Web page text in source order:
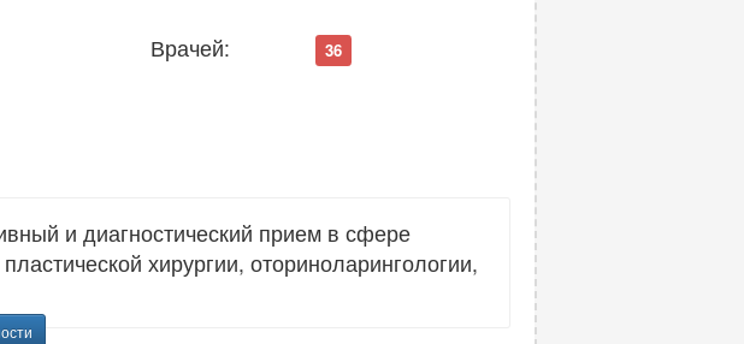
Врачей: 36
и диагностический прием в сфере
хирургии, оториноларингологии,